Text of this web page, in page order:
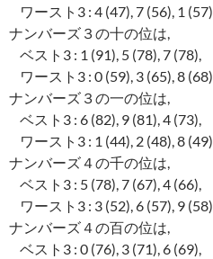
ワースト3 : 4 (47), 7 (56), 1 (57)
ナンバーズ３の十の位は,
ベスト3 : 1 (91), 5 (78), 7 (78),
ワースト3 : 0 (59), 3 (65), 8 (68)
ナンバーズ３の一の位は,
ベスト3 : 6 (82), 9 (81), 4 (73),
ワースト3 : 1 (44), 2 (48), 8 (49)
ナンバーズ４の千の位は,
ベスト3 : 5 (78), 7 (67), 4 (66),
ワースト3 : 3 (52), 6 (57), 9 (58)
ナンバーズ４の百の位は,
ベスト3 : 0 (76), 3 (71), 6 (69),